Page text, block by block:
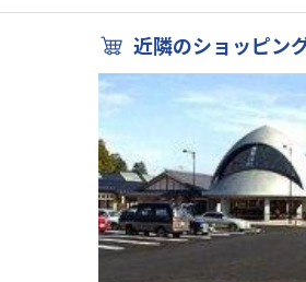
近隣のショッピン